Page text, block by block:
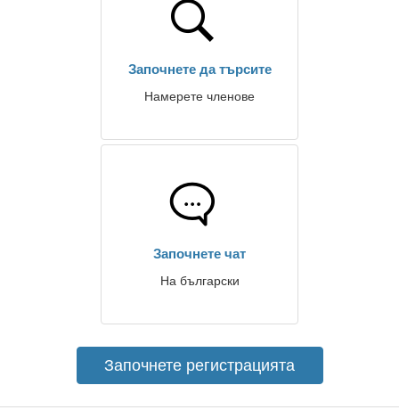
Започнете да търсите
Намерете членове
Започнете чат
На български
Започнете регистрацията